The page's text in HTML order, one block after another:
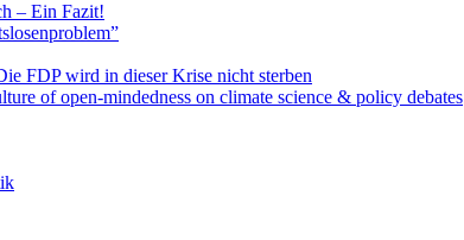
– Ein Fazit!
FDP wird in dieser Krise nicht sterben
of open-mindedness on climate science & policy debates